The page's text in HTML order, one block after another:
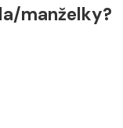
manželky?